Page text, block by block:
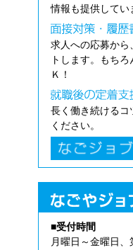
情報も提供してい
求人への応募から
トします。もち
Ｋ！
長く働き続けるコ
ください。
■受付時間
月曜日～金曜日